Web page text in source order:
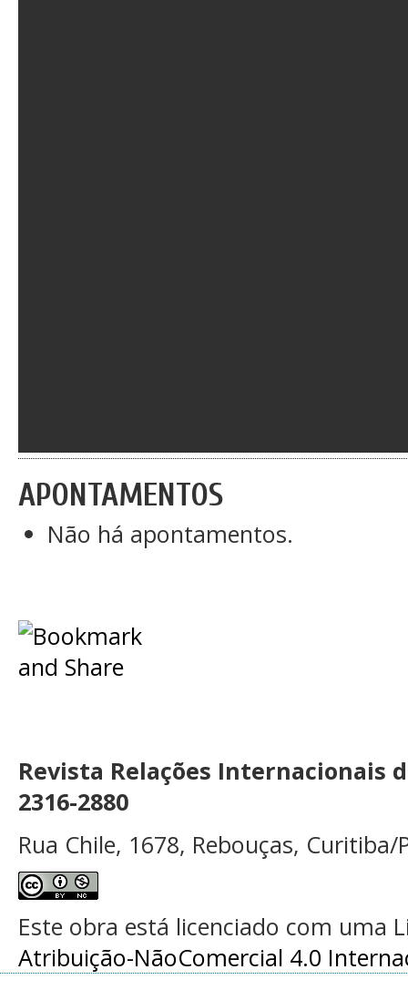
APONTAMENTOS
Não há apontamentos.
Revista Relações Internacionais
2316-2880
Rua Chile, 1678, Rebouças, Curitiba/
Este obra está licenciado com uma
Atribuição-NãoComercial 4.0